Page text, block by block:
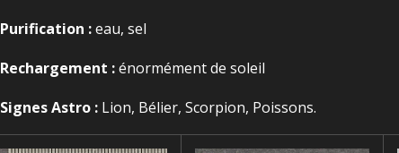
Purification :eau, sel
Rechargement :énormément de soleil
Signes Astro : Lion, Bélier, Scorpion, Poissons.